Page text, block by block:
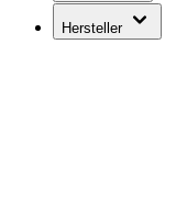
Hersteller